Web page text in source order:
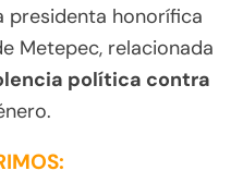
presidenta honorífica
Metepec, relacionada
política contra